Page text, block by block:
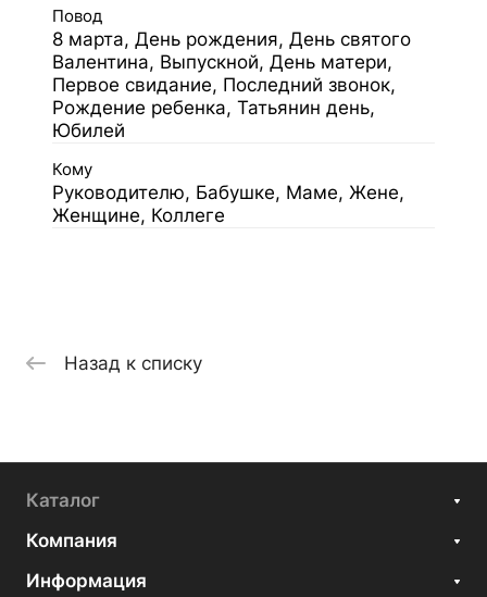
Повод
8 марта, День рождения, День святого
Валентина, Выпускной, День матери,
Первое свидание, Последний звонок,
Рождение ребенка, Татьянин день,
Юбилей
Кому
Руководителю, Бабушке, Маме, Жене,
Женщине, Коллеге
Назад к списку
Каталог
Компания
Информация